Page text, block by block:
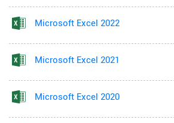
Microsoft Excel 2022
Microsoft Excel 2021
Microsoft Excel 2020